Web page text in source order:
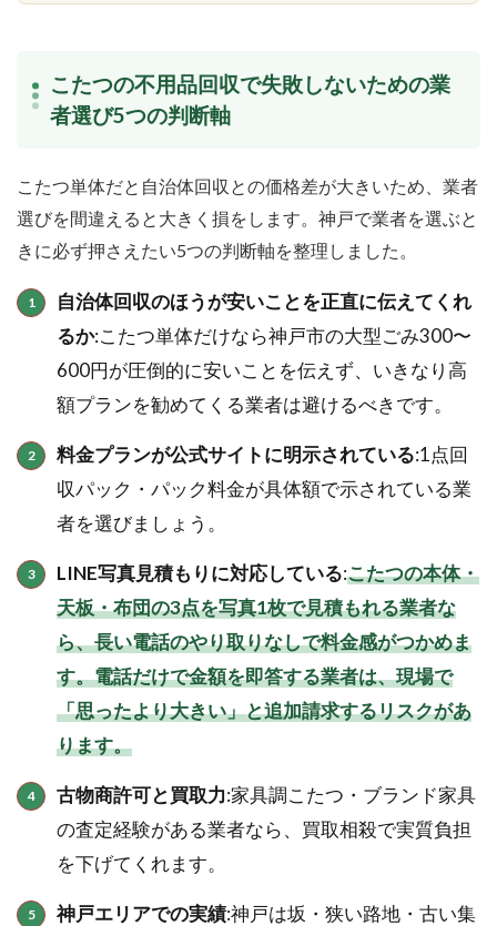
こたつの不用品回収で失敗しないための業
者選び5つの判断軸
こたつ単体だと自治体回収との価格差が大きいため、業者
選びを間違えると大きく損をします。神戸で業者を選ぶと
きに必ず押さえたい5つの判断軸を整理しました。
自治体回収のほうが安いことを正直に伝えてくれ
るか:こたつ単体だけなら神戸市の大型ごみ300〜
600円が圧倒的に安いことを伝えず、いきなり高
額プランを勧めてくる業者は避けるべきです。
料金プランが公式サイトに明示されている:1点回
収パック・パック料金が具体額で示されている業
者を選びましょう。
LINE写真見積もりに対応している:こたつの本体・
天板・布団の3点を写真1枚で見積もれる業者な
ら、長い電話のやり取りなしで料金感がつかめま
す。電話だけで金額を即答する業者は、現場で
「思ったより大きい」と追加請求するリスクがあ
ります。
古物商許可と買取力:家具調こたつ・ブランド家具
の査定経験がある業者なら、買取相殺で実質負担
を下げてくれます。
神戸エリアでの実績:神戸は坂・狭い路地・古い集